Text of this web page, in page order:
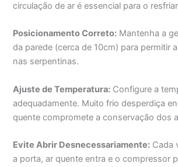
circulação de ar é essencial para o
Posicionamento Correto: Mantenha a
da parede (cerca de 10cm) para permitir
nas serpentinas.
Ajuste de Temperatura: Configure a
adequadamente. Muito frio desperdiça
quente compromete a conservação dos
Evite Abrir Desnecessariamente: Cada
a porta, ar quente entra e o compressor